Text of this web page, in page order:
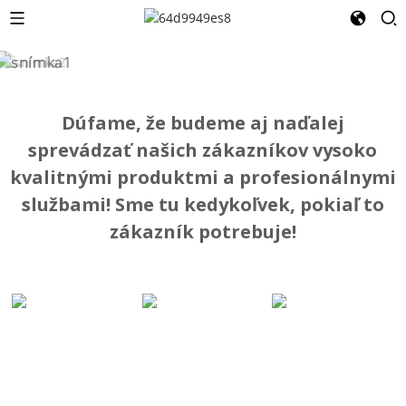
Dúfame, že budeme aj naďalej
sprevádzať našich zákazníkov vysoko
kvalitnými produktmi a profesionálnymi
službami! Sme tu kedykoľvek, pokiaľ to
zákazník potrebuje!